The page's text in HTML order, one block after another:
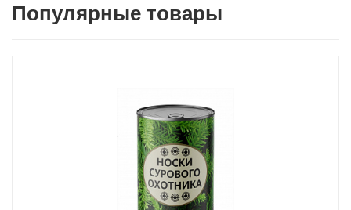
Популярные товары